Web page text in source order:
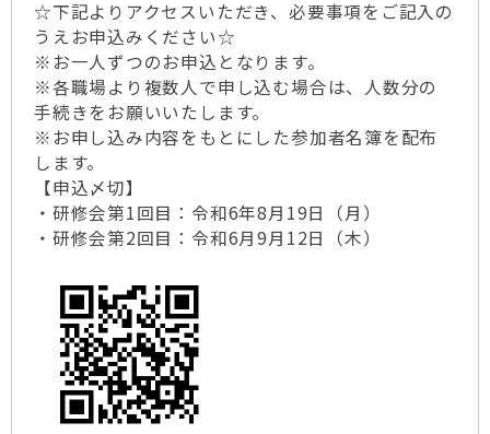
☆下記よりアクセスいただき、必要事項をご記入の
うえお申込みください☆
※お一人ずつのお申込となります。
※各職場より複数人で申し込む場合は、人数分の
手続きをお願いいたします。
※お申し込み内容をもとにした参加者名簿を配布
します。
【申込〆切】
・研修会第1回目：令和6年8月19日（月）
・研修会第2回目：令和6月9月12日（木）